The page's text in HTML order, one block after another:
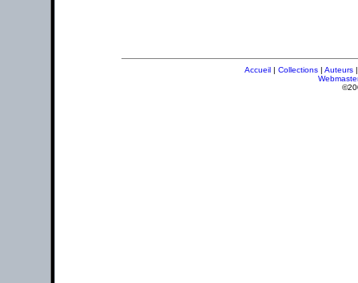
Accueil | Collections | Auteurs